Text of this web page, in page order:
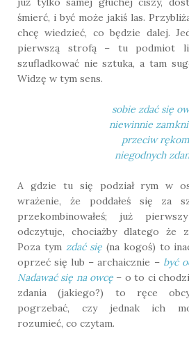
śmierć, i być może jakiś las.
chcę wiedzieć, co będzie dalej.
pierwszą strofą – tu podmiot
szufladkować nie sztuka, a tam
Widzę w tym sens.
sobie zdać się
niewinnie
przeciw rękom
niegodnych
A gdzie tu się podział rym w
wrażenie, że poddałeś się za
przekombinowałeś; już
odczytuje, chociażby dlatego że
Poza tymzdać się (na kogoś) to
oprzeć się lub – archaicznie – być
Nadawać się na owcę – o to ci
zdania (jakiego?) to ręce
pogrzebać, czy jednak ich
rozumieć, co czytam.